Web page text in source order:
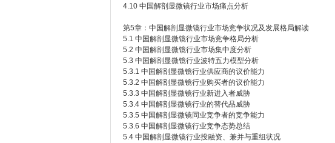
4.10 中国解剖显微镜行业市场痛点分析
第5章：中国解剖显微镜行业市场竞争状况及发展格局解读
5.1 中国解剖显微镜行业市场竞争格局分析
5.2 中国解剖显微镜行业市场集中度分析
5.3 中国解剖显微镜行业波特五力模型分析
5.3.1 中国解剖显微镜行业供应商的议价能力
5.3.2 中国解剖显微镜行业购买者的议价能力
5.3.3 中国解剖显微镜行业新进入者威胁
5.3.4 中国解剖显微镜行业的替代品威胁
5.3.5 中国解剖显微镜同业竞争者的竞争能力
5.3.6 中国解剖显微镜行业竞争态势总结
5.4 中国解剖显微镜行业投融资、兼并与重组状况